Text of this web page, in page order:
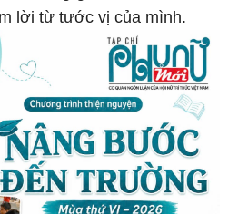
lời từ tước vị của mình.